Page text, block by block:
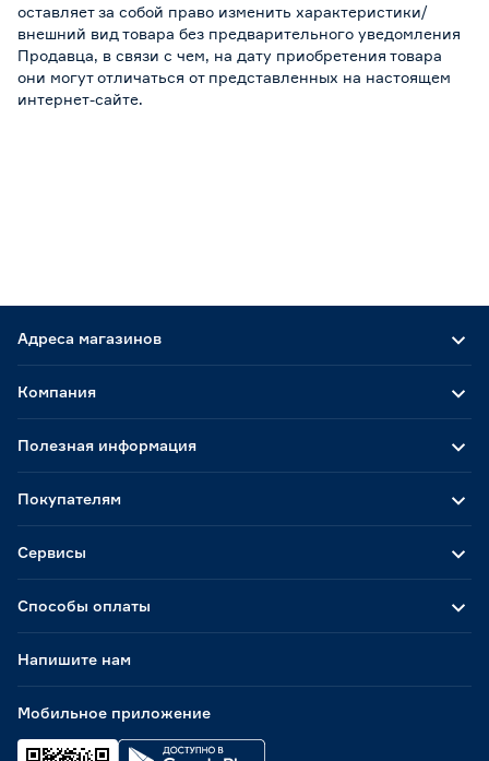
оставляет за собой право изменить характеристики/
внешний вид товара без предварительного уведомления
Продавца, в связи с чем, на дату приобретения товара
они могут отличаться от представленных на настоящем
интернет-сайте.
Адреса магазинов
Способы оплаты
Мобильное приложение
Компания
Полезная информация
Покупателям
Сервисы
Напишите нам